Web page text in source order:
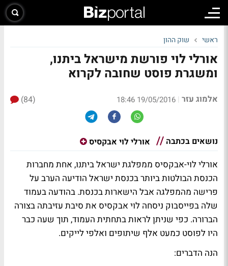
ראשי שוק ההון
אורלי לוי פורשת מישראל ביתנו,
ומשגרת פוסט שחובה לקרוא
אלמוג עזר |
19/05/2016 18:46
(84)
נושאים בכתבה אורלי לוי אבקסיס
אורלי לוי-אבקסיס ממפלגת ישראל ביתנו, אחת מחברות
הכנסת הבולטות ביותר בכנסת ישראל הודיעה הערב על
פרישה מהמפלגה אבל הישארות בכנסת. בהודעה בעמוד
שלה בפייסבוק ניסחה לוי אבקסיס את סיבת עזיבתה בצורה
הברורה. כפי שניתן לראות בתחתית העמוד, תוך שעה כבר
היו לפוסט כמעט אלף שיתופים ואלפי לייקים.
הנה הדברים: